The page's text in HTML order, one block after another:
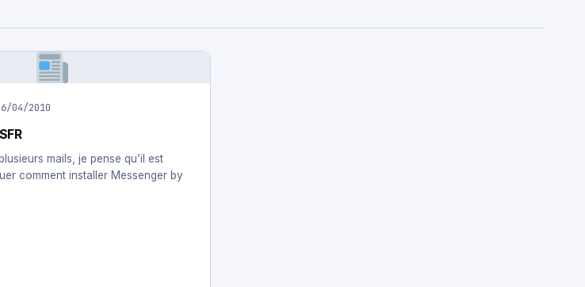
04/2010
mails, je pense qu’il est
comment installer Messenger by